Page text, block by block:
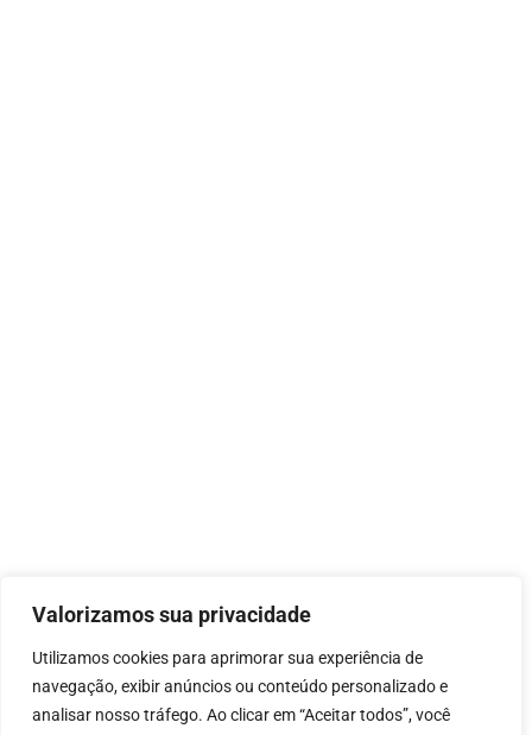
Valorizamos sua privacidade
Utilizamos cookies para aprimorar sua experiência de
navegação, exibir anúncios ou conteúdo personalizado e
analisar nosso tráfego. Ao clicar em “Aceitar todos”, você